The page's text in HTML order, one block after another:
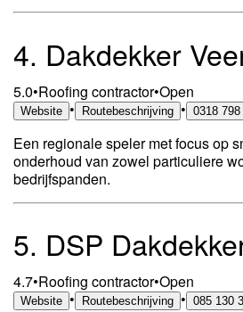
4. Dakdekker
5.0•Roofing contractor•Open
Website • Routebeschrijving • 0318 798
Een regionale speler met focus op
onderhoud van zowel particuliere
bedrijfspanden.
5. DSP
4.7•Roofing contractor•Open
Website • Routebeschrijving • 085 130